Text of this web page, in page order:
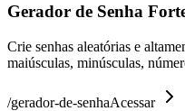
Gerador de Senha
Crie senhas aleatórias e
maiúsculas, minúsculas,
/gerador-de-senhaAcessar